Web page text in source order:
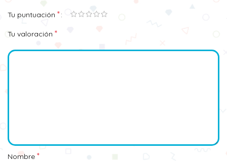
Tu puntuación *
Tu valoración *
Nombre *